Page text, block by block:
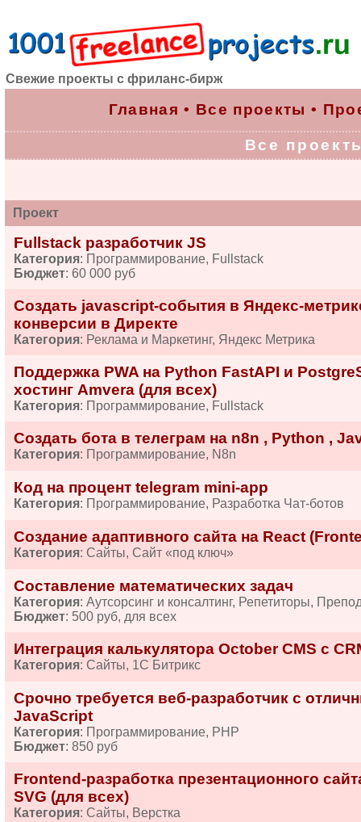
Свежие проекты с фриланс-бирж
Главная • Все проекты •
Все
Проект
Fullstack разработчик JS
Категория: Программирование, Fullstack
Бюджет: 60 000 руб
Создать javascript-события в Яндекс-
конверсии в Директе
Категория: Реклама и Маркетинг, Яндекс Метрика
Поддержка PWA на Python FastAPI и
хостинг Amvera (для всех)
Категория: Программирование, Fullstack
Создать бота в телеграм на n8n , Python ,
Категория: Программирование, N8n
Код на процент telegram mini-app
Категория: Программирование, Разработка Чат-ботов
Создание адаптивного сайта на React
Категория: Сайты, Сайт «под ключ»
Составление математических задач
Категория: Аутсорсинг и консалтинг, Репетиторы,
Бюджет: 500 руб, для всех
Интеграция калькулятора October CMS с
Категория: Сайты, 1С Битрикс
Срочно требуется веб-разработчик с
JavaScript
Категория: Программирование, PHP
Бюджет: 850 руб
Frontend-разработка презентационного
SVG (для всех)
Категория: Сайты, Верстка